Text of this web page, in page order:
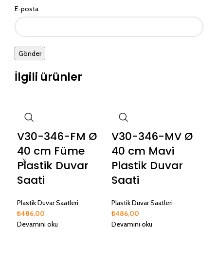
E-posta
İlgili ürünler
V30-346-FM Ø
40 cm Füme
Plastik Duvar
Saati
Plastik Duvar Saatleri
₺486,00
Devamını oku
V30-346-MV Ø
40 cm Mavi
Plastik Duvar
Saati
Plastik Duvar Saatleri
₺486,00
Devamını oku